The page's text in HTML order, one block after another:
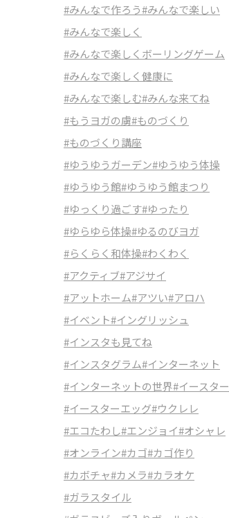
#みんなで作ろう#みんなで楽しい
#みんなで楽しく
#みんなで楽しくボーリングゲーム
#みんなで楽しく健康に
#みんなで楽しむ#みんな来てね
#もうヨガの虜#ものづくり
#ものづくり講座
#ゆうゆうガーデン#ゆうゆう体操
#ゆうゆう館#ゆうゆう館まつり
#ゆっくり過ごす#ゆったり
#ゆらゆら体操#ゆるのびヨガ
#らくらく和体操#わくわく
#アクティブ#アジサイ
#アットホーム#アツい#アロハ
#イベント#イングリッシュ
#インスタも見てね
#インスタグラム#インターネット
#インターネットの世界#イースター
#イースターエッグ#ウクレレ
#エコたわし#エンジョイ#オシャレ
#オンライン#カゴ#カゴ作り
#カボチャ#カメラ#カラオケ
#ガラスタイル